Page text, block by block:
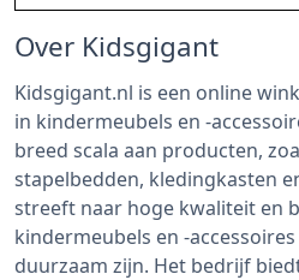
Over Kidsgigant
Kidsgigant.nl is een online
in kindermeubels en -
breed scala aan producten,
stapelbedden, kledingkasten
streeft naar hoge kwaliteit en
kindermeubels en -
duurzaam zijn. Het bedrijf